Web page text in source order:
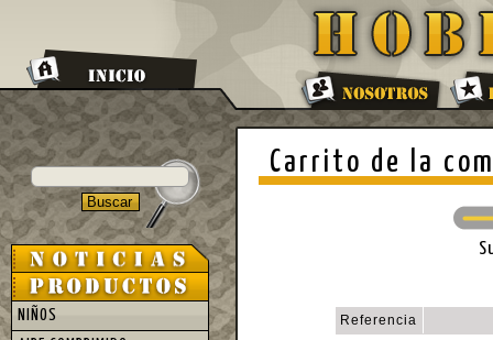
Carrito de la
Referencia
NIÑOS